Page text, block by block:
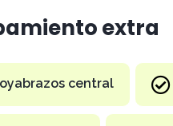
extra
central